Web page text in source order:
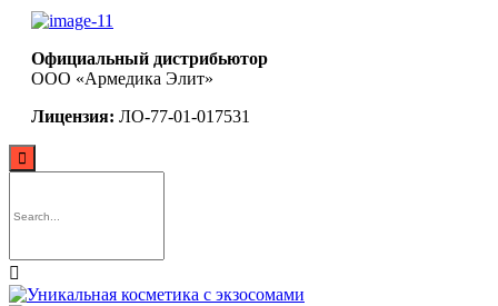
Официальный дистрибьютор
ООО «Армедика Элит»
Лицензия: ЛО-77-01-017531

